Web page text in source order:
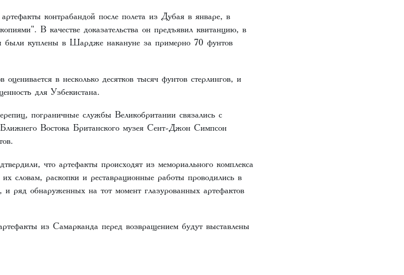
контрабандой после полета из Дубая в январе, в
В качестве доказательства он предъявил квитанцию, в
были куплены в Шардже накануне за примерно 70 фунтов
в несколько десятков тысяч фунтов стерлингов, и
для Узбекистана.
пограничные службы Великобритании связались с
Востока Британского музея Сент-Джон Симпсон
что артефакты происходят из мемориального комплекса
раскопки и реставрационные работы проводились в
ряд обнаруженных на тот момент глазурованных артефактов
из Самарканда перед возвращением будут выставлены